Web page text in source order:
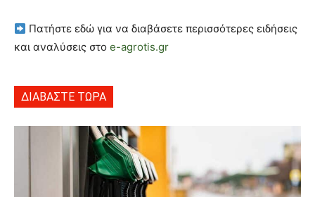
Πατήστε εδώ για να διαβάσετε περισσότερες ειδήσεις
και αναλύσεις στο e-agrotis.gr
ΔΙΑΒΑΣΤΕ ΤΩΡΑ